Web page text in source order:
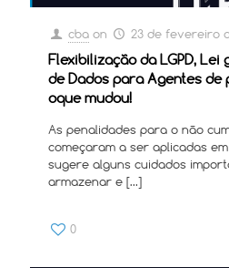
cba on 23 de fevereiro
Flexibilização da LGPD, Lei
de Dados para Agentes de
oque mudou!
As penalidades para o não
começaram a ser aplicadas
sugere alguns cuidados
armazenar e […]
0